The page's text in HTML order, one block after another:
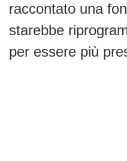
raccontato una
starebbe
per essere più